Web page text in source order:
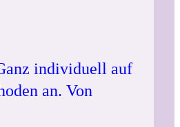
individuell auf
an. Von